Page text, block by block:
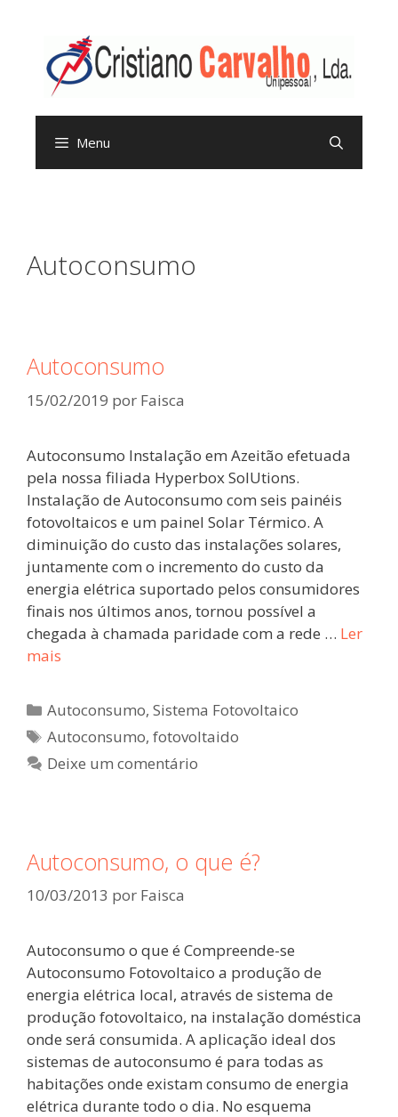
Menu
Autoconsumo
Autoconsumo
15/02/2019 por Faisca
Autoconsumo Instalação em Azeitão efetuada
pela nossa filiada Hyperbox SolUtions.
Instalação de Autoconsumo com seis painéis
fotovoltaicos e um painel Solar Térmico. A
diminuição do custo das instalações solares,
juntamente com o incremento do custo da
energia elétrica suportado pelos consumidores
finais nos últimos anos, tornou possível a
chegada à chamada paridade com a rede … Ler
mais
Autoconsumo,Sistema Fotovoltaico
Autoconsumo,fotovoltaido
Deixe um comentário
Autoconsumo, o que é?
10/03/2013 por Faisca
Autoconsumo o que é Compreende-se
Autoconsumo Fotovoltaico a produção de
energia elétrica local, através de sistema de
produção fotovoltaico, na instalação doméstica
onde será consumida. A aplicação ideal dos
sistemas de autoconsumo é para todas as
habitações onde existam consumo de energia
elétrica durante todo o dia. No esquema